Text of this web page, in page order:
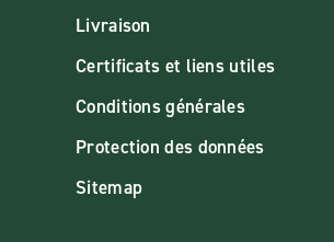
Livraison
Certificats et liens utiles
Conditions générales
Protection des données
Sitemap